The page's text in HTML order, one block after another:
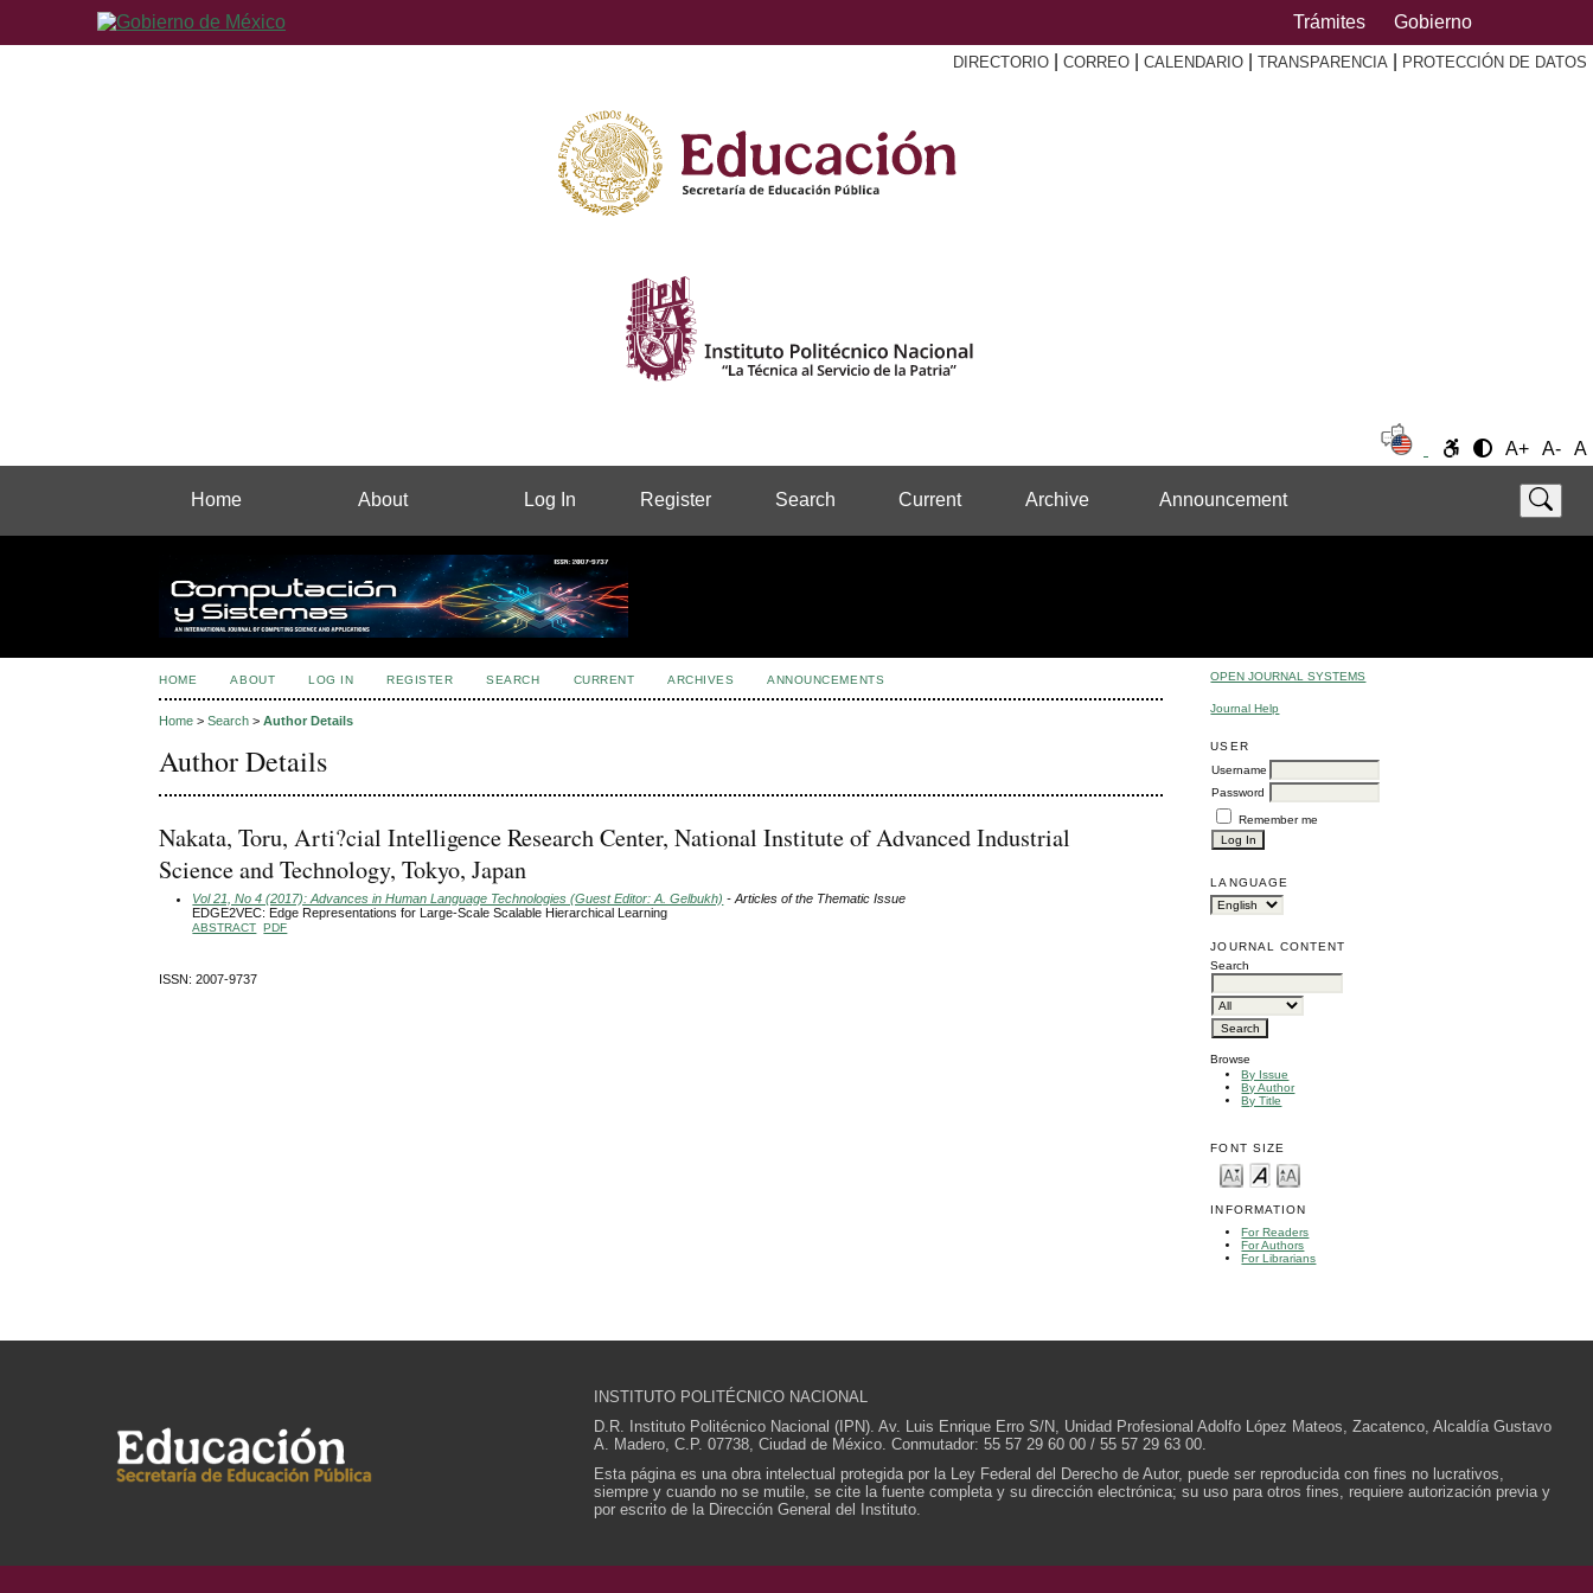
Trámites Gobierno
DIRECTORIO CORREO CALENDARIO TRANSPARENCIA PROTECCIÓN DE DATOS
A+ A- A
Home About Log In Register Search Current Archive Announcement
OPEN JOURNAL SYSTEMS
Journal Help
USER
Username
Password
Remember me
LANGUAGE
JOURNAL CONTENT
Search
Browse
By Issue
By Author
By Title
FONT SIZE
INFORMATION
For Readers
For Authors
For Librarians
HOME ABOUT LOG IN REGISTER SEARCH CURRENT ARCHIVES ANNOUNCEMENTS
Home >Search >Author Details
Author Details
Nakata, Toru, Arti?cial Intelligence Research Center, National Institute of Advanced Industrial
Science and Technology, Tokyo, Japan
Vol 21, No 4 (2017): Advances in Human Language Technologies (Guest Editor: A. Gelbukh) - Articles of the Thematic Issue
EDGE2VEC: Edge Representations for Large-Scale Scalable Hierarchical Learning
ABSTRACT PDF
ISSN: 2007-9737
INSTITUTO POLITÉCNICO NACIONAL
D.R. Instituto Politécnico Nacional (IPN). Av. Luis Enrique Erro S/N, Unidad Profesional Adolfo López Mateos, Zacatenco, Alcaldía Gustavo
A. Madero, C.P. 07738, Ciudad de México. Conmutador: 55 57 29 60 00 / 55 57 29 63 00.
Esta página es una obra intelectual protegida por la Ley Federal del Derecho de Autor, puede ser reproducida con fines no lucrativos,
siempre y cuando no se mutile, se cite la fuente completa y su dirección electrónica; su uso para otros fines, requiere autorización previa y
por escrito de la Dirección General del Instituto.